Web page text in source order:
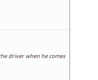
driver when he comes